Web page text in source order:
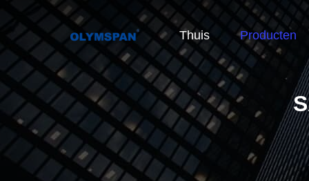
Thuis Producten